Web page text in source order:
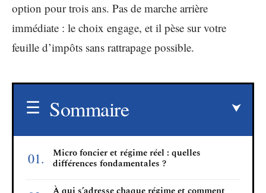
option pour trois ans. Pas de marche arrière
immédiate : le choix engage, et il pèse sur votre
feuille d’impôts sans rattrapage possible.
Sommaire
Micro foncier et régime réel : quelles
différences fondamentales ?